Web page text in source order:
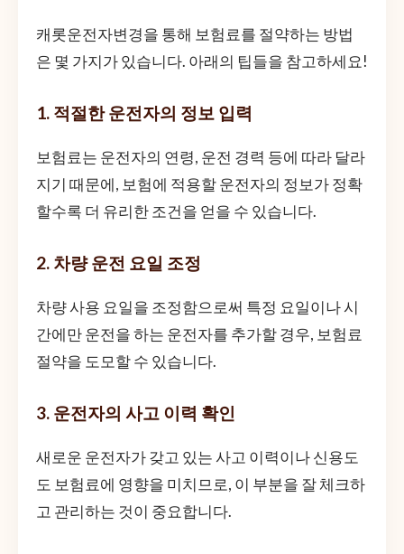
캐롯운전자변경을 통해 보험료를 절약하는 방법
은 몇 가지가 있습니다. 아래의 팁들을 참고하세요!
1. 적절한 운전자의 정보 입력
보험료는 운전자의 연령, 운전 경력 등에 따라 달라
지기 때문에, 보험에 적용할 운전자의 정보가 정확
할수록 더 유리한 조건을 얻을 수 있습니다.
2. 차량 운전 요일 조정
차량 사용 요일을 조정함으로써 특정 요일이나 시
간에만 운전을 하는 운전자를 추가할 경우, 보험료
절약을 도모할 수 있습니다.
3. 운전자의 사고 이력 확인
새로운 운전자가 갖고 있는 사고 이력이나 신용도
도 보험료에 영향을 미치므로, 이 부분을 잘 체크하
고 관리하는 것이 중요합니다.